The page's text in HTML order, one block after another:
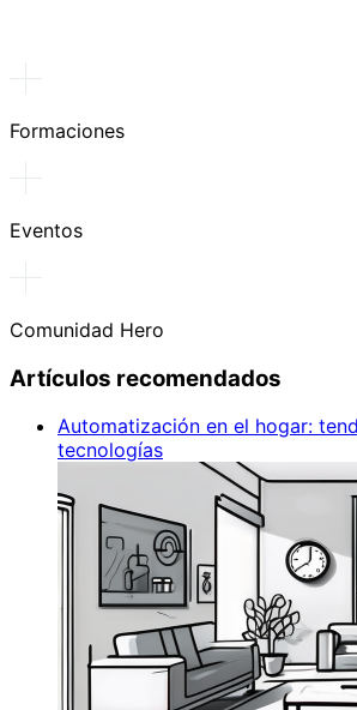
Formaciones
Eventos
Comunidad Hero
Artículos recomendados
Automatización en el hogar:
tecnologías